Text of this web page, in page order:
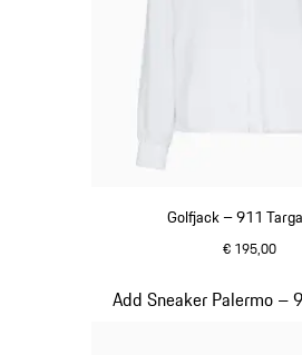
Golfjack – 911
€ 195,00
Add Sneaker Palermo –
Dia 20 van 20